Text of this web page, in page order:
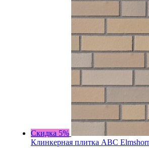
Скидка 5%
Клинкерная плитка ABC